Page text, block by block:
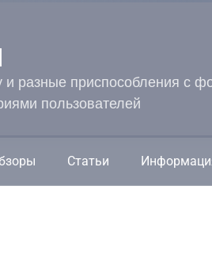
и разные приспособления с
пользователей
Статьи